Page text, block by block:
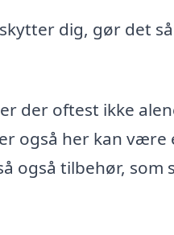
dig, gør det
der oftest ikke
også her kan
også tilbehør, som